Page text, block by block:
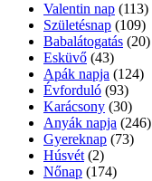
Valentin nap (113)
Születésnap (109)
Babalátogatás (20)
Esküvő (43)
Apák napja (124)
Évforduló (93)
Karácsony (30)
Anyák napja (246)
Gyereknap (73)
Húsvét (2)
Nőnap (174)